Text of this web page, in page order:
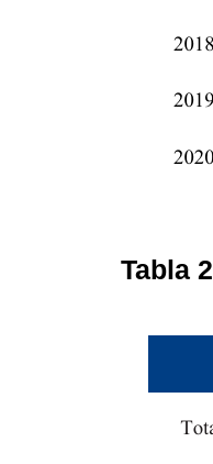
Tabla 2